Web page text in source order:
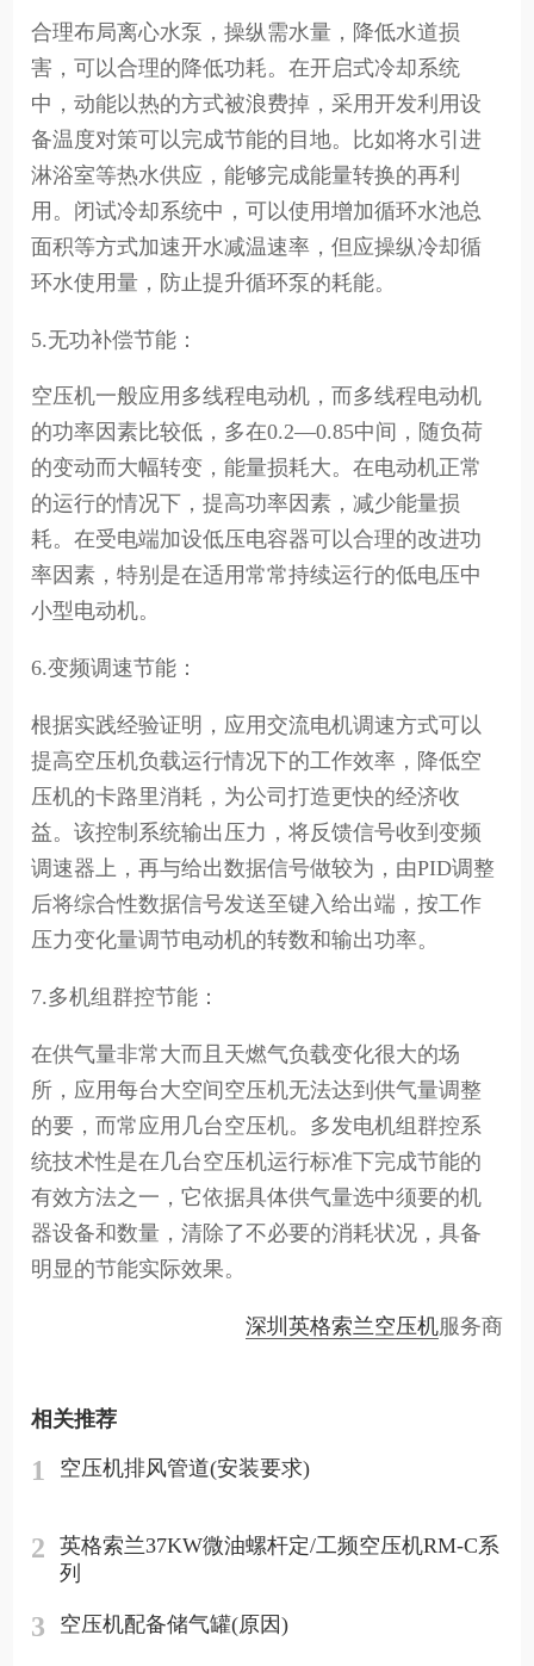
合理布局离心水泵，操纵需水量，降低水道损
害，可以合理的降低功耗。在开启式冷却系统
中，动能以热的方式被浪费掉，采用开发利用设
备温度对策可以完成节能的目地。比如将水引进
淋浴室等热水供应，能够完成能量转换的再利
用。闭试冷却系统中，可以使用增加循环水池总
面积等方式加速开水减温速率，但应操纵冷却循
环水使用量，防止提升循环泵的耗能。
5.无功补偿节能：
空压机一般应用多线程电动机，而多线程电动机
的功率因素比较低，多在0.2—0.85中间，随负荷
的变动而大幅转变，能量损耗大。在电动机正常
的运行的情况下，提高功率因素，减少能量损
耗。在受电端加设低压电容器可以合理的改进功
率因素，特别是在适用常常持续运行的低电压中
小型电动机。
6.变频调速节能：
根据实践经验证明，应用交流电机调速方式可以
提高空压机负载运行情况下的工作效率，降低空
压机的卡路里消耗，为公司打造更快的经济收
益。该控制系统输出压力，将反馈信号收到变频
调速器上，再与给出数据信号做较为，由PID调整
后将综合性数据信号发送至键入给出端，按工作
压力变化量调节电动机的转数和输出功率。
7.多机组群控节能：
在供气量非常大而且天燃气负载变化很大的场
所，应用每台大空间空压机无法达到供气量调整
的要，而常应用几台空压机。多发电机组群控系
统技术性是在几台空压机运行标准下完成节能的
有效方法之一，它依据具体供气量选中须要的机
器设备和数量，清除了不必要的消耗状况，具备
明显的节能实际效果。
深圳英格索兰空压机服务商
相关推荐
1 空压机排风管道(安装要求)
2
英格索兰37KW微油螺杆定/工频空压机RM-C系
列
3 空压机配备储气罐(原因)